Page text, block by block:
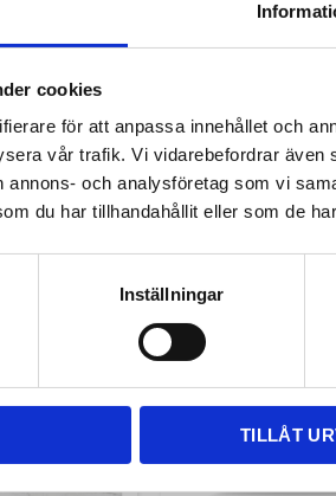
cookies
för att anpassa innehållet och
vår trafik. Vi vidarebefordrar även
annons- och analysföretag som vi
du har tillhandahållit eller som de
Inställningar
TILLÅT
mm tjocklek och
mått, maxmått
KR
Dekton finns i 8,12 och
och går att beställa i
3 690,00
INFO